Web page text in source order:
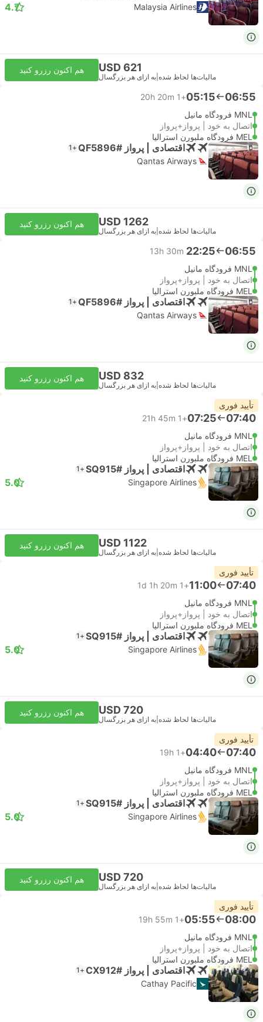
Malaysia Airlines
4.7
USD 621
مالیات‌ها لحاظ شده به ازای هر بزرگسال
هم اکنون رزرو کنید
06:55
05:15
+1
20h 20m
MNL فرودگاه مانیل
اتصال به خود | پرواز+پرواز
MEL فرودگاه ملبورن استرالیا
اقتصادی | پرواز #QF5896 +1
Qantas Airways
USD 1262
مالیات‌ها لحاظ شده به ازای هر بزرگسال
هم اکنون رزرو کنید
06:55
22:25
13h 30m
MNL فرودگاه مانیل
اتصال به خود | پرواز+پرواز
MEL فرودگاه ملبورن استرالیا
اقتصادی | پرواز #QF5896 +1
Qantas Airways
USD 832
مالیات‌ها لحاظ شده به ازای هر بزرگسال
هم اکنون رزرو کنید
تأیید فوری
07:40
07:25
+1
21h 45m
MNL فرودگاه مانیل
اتصال به خود | پرواز+پرواز
MEL فرودگاه ملبورن استرالیا
اقتصادی | پرواز #SQ915 +1
Singapore Airlines
5.0
USD 1122
مالیات‌ها لحاظ شده به ازای هر بزرگسال
هم اکنون رزرو کنید
تأیید فوری
07:40
11:00
+1
1d 1h 20m
MNL فرودگاه مانیل
اتصال به خود | پرواز+پرواز
MEL فرودگاه ملبورن استرالیا
اقتصادی | پرواز #SQ915 +1
Singapore Airlines
5.0
USD 720
مالیات‌ها لحاظ شده به ازای هر بزرگسال
هم اکنون رزرو کنید
تأیید فوری
07:40
04:40
+1
19h
MNL فرودگاه مانیل
اتصال به خود | پرواز+پرواز
MEL فرودگاه ملبورن استرالیا
اقتصادی | پرواز #SQ915 +1
Singapore Airlines
5.0
USD 720
مالیات‌ها لحاظ شده به ازای هر بزرگسال
هم اکنون رزرو کنید
تأیید فوری
08:00
05:55
+1
19h 55m
MNL فرودگاه مانیل
اتصال به خود | پرواز+پرواز
MEL فرودگاه ملبورن استرالیا
اقتصادی | پرواز #CX912 +1
Cathay Pacific